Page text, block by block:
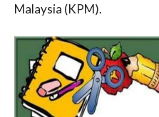
Malaysia (KPM).